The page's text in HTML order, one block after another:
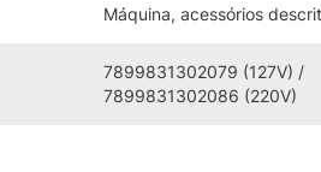
Máquina, acessórios
7899831302079 (127V) /
7899831302086 (220V)